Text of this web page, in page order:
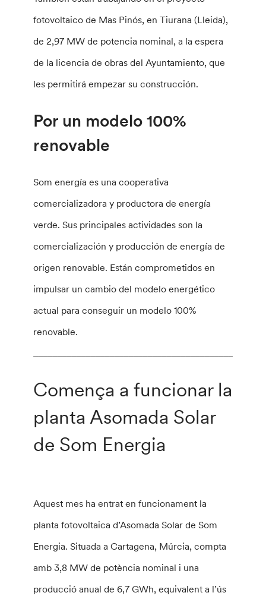
fotovoltaico de Mas Pinós, en Tiurana (Lleida),
de 2,97 MW de potencia nominal, a la espera
de la licencia de obras del Ayuntamiento, que
les permitirá empezar su construcción.
Por un modelo 100%
renovable
Som energía es una cooperativa
comercializadora y productora de energía
verde. Sus principales actividades son la
comercialización y producción de energía de
origen renovable. Están comprometidos en
impulsar un cambio del modelo energético
actual para conseguir un modelo 100%
renovable.
Comença a funcionar la
planta Asomada Solar
de Som Energia
Aquest mes ha entrat en funcionament la
planta fotovoltaica d’Asomada Solar de Som
Energia. Situada a Cartagena, Múrcia, compta
amb 3,8 MW de potència nominal i una
producció anual de 6,7 GWh, equivalent a l’ús